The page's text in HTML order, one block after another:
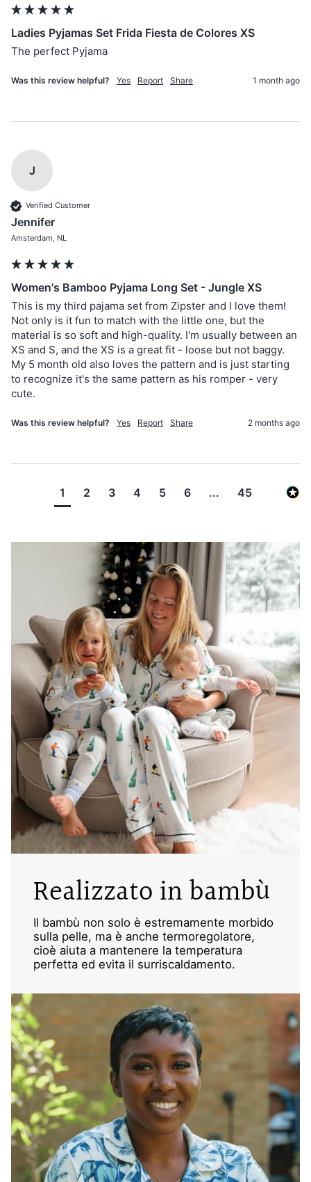
Ladies Pyjamas Set Frida Fiesta de Colores XS
The perfect Pyjama
Was this review helpful? Yes Report Share 1 month ago
J
Verified Customer
Jennifer
Amsterdam, NL
Women's Bamboo Pyjama Long Set - Jungle XS
This is my third pajama set from Zipster and I love them!
Not only is it fun to match with the little one, but the
material is so soft and high-quality. I'm usually between an
XS and S, and the XS is a great fit - loose but not baggy.
My 5 month old also loves the pattern and is just starting
to recognize it's the same pattern as his romper - very
cute.
Was this review helpful? Yes Report Share 2 months ago
1 2 3 4 5 6 ... 45
Realizzato in bambù
Il bambù non solo è estremamente morbido
sulla pelle, ma è anche termoregolatore,
cioè aiuta a mantenere la temperatura
perfetta ed evita il surriscaldamento.